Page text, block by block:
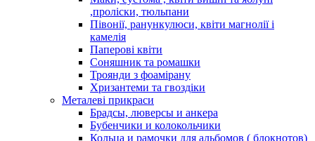
,проліски, тюльпани
Півонії, ранункулюси, квіти магнолії і
камелія
Паперові квіти
Соняшник та ромашки
Троянди з фоамірану
Хризантеми та гвоздіки
Металеві прикраси
Брадсы, люверсы и анкера
Бубенчики и колокольчики
Кольца и рамочки для альбомов ( блокнотов)